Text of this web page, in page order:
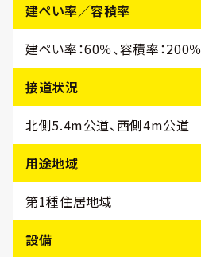
建ぺい率／容積率
建ペい率：60％、容積率：200％
接道状況
北側5.4m公道、西側4m公道
用途地域
第1種住居地域
設備